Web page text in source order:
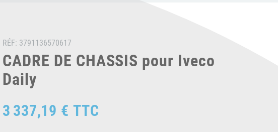
RÉF: 3791136570617
CADRE DE CHASSIS pour Iveco
Daily
3 337,19 € TTC